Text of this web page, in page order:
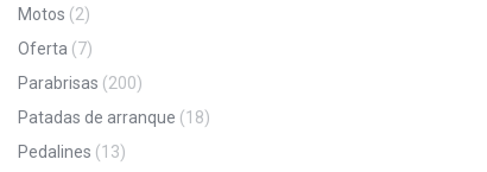
Motos (2)
Oferta (7)
Parabrisas (200)
Patadas de arranque (18)
Pedalines (13)